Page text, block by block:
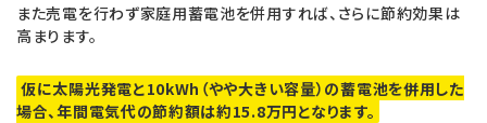
また売電を行わず家庭用蓄電池を併用すれば、さらに節約効果は
高まります。
仮に太陽光発電と10kWh（やや大きい容量）の蓄電池を併用した
場合、年間電気代の節約額は約15.8万円となります。